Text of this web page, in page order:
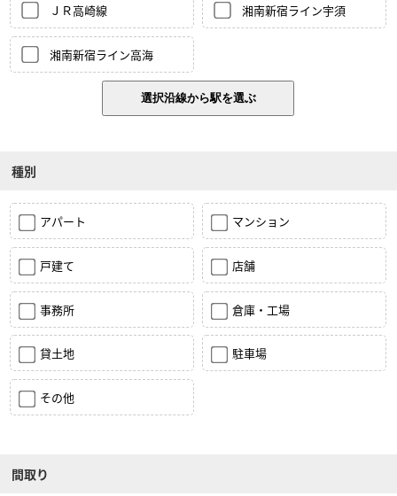
ＪＲ高崎線 湘南新宿ライン宇須
湘南新宿ライン高海
種別
アパート マンション
戸建て 店舗
事務所 倉庫・工場
貸土地 駐車場
その他
間取り